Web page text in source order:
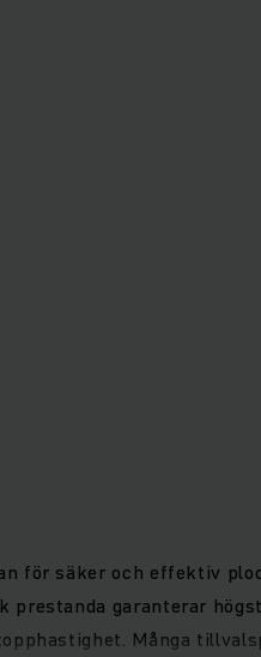
för säker och effektiv
garanterar
Många